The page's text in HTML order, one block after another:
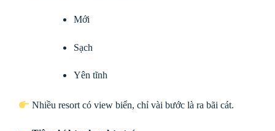
Mới
Sạch
Yên tĩnh
Nhiều resort có view biển, chỉ vài bước là ra bãi cát.